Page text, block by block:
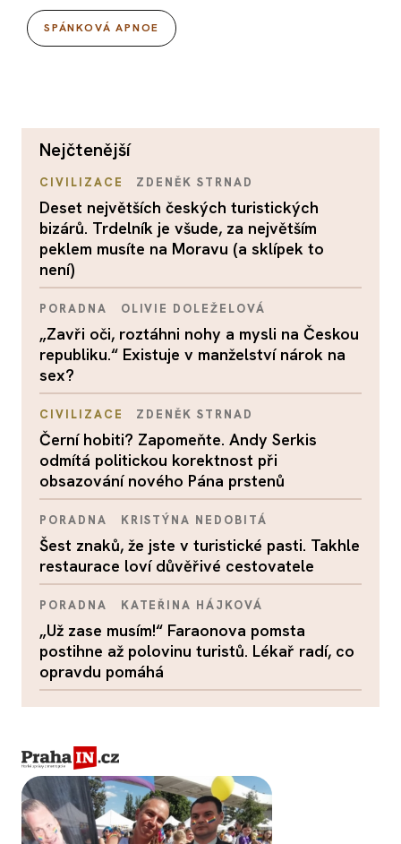
SPÁNKOVÁ APNOE
nejčtenější
CIVILIZACE ZDENĚK STRNAD
Deset největších českých turistických
bizárů. Trdelník je všude, za největším
peklem musíte na Moravu (a sklípek to
není)
PORADNA OLIVIE DOLEŽELOVÁ
„Zavři oči, roztáhni nohy a mysli na Českou
republiku.“ Existuje v manželství nárok na
sex?
CIVILIZACE ZDENĚK STRNAD
Černí hobiti? Zapomeňte. Andy Serkis
odmítá politickou korektnost při
obsazování nového Pána prstenů
PORADNA KRISTÝNA NEDOBITÁ
Šest znaků, že jste v turistické pasti. Takhle
restaurace loví důvěřivé cestovatele
PORADNA KATEŘINA HÁJKOVÁ
„Už zase musím!“ Faraonova pomsta
postihne až polovinu turistů. Lékař radí, co
opravdu pomáhá